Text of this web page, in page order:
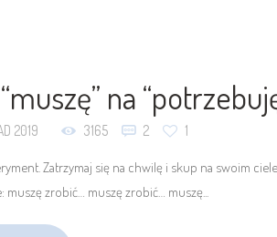
na
2019 3165 2 1
Zatrzymaj się na chwilę i skup na swoim
muszę zrobić… muszę zrobić… muszę...